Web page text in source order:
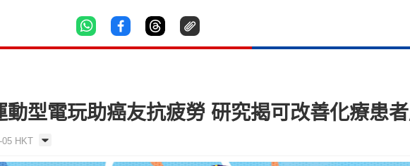
動型電玩助癌友抗疲勞 研究揭可改善化療患
05 HKT